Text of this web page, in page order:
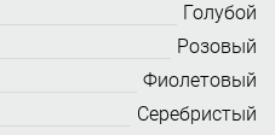
Голубой
Розовый
Фиолетовый
Серебристый